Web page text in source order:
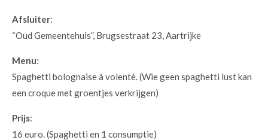
Afsluiter:
“Oud Gemeentehuis”, Brugsestraat 23, Aartrijke
Menu:
Spaghetti bolognaise à volenté. (Wie geen spaghetti lust kan
een croque met groentjes verkrijgen)
Prijs:
16 euro. (Spaghetti en 1 consumptie)